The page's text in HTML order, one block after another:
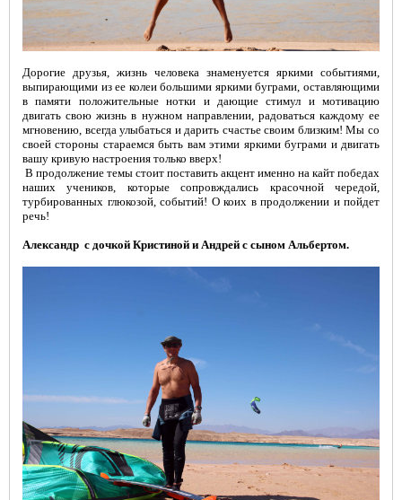
Дорогие друзья, жизнь человека знаменуется яркими событиями,
выпирающими из ее колеи большими яркими буграми, оставляющими
в памяти положительные нотки и дающие стимул и мотивацию
двигать свою жизнь в нужном направлении, радоваться каждому ее
мгновению, всегда улыбаться и дарить счастье своим близким! Мы со
своей стороны стараемся быть вам этими яркими буграми и двигать
вашу кривую настроения только вверх!
В продолжение темы стоит поставить акцент именно на кайт победах
наших учеников, которые сопровждались красочной чередой,
турбированных глюкозой, событий! О коих в продолжении и пойдет
речь!
Александр с дочкой Кристиной и Андрей с сыном Альбертом.